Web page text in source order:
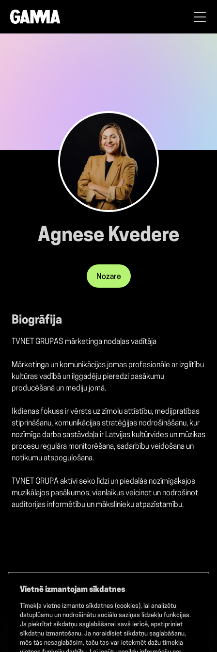
Agnese Kvedere
Nozare
Biogrāfija
TVNET GRUPAS mārketinga nodaļas vadītāja
Mārketinga un komunikācijas jomas profesionāle ar izglītību
kultūras vadībā un ilggadēju pieredzi pasākumu
producēšanā un mediju jomā.
Ikdienas fokuss ir vērsts uz zīmolu attīstību, medijpratības
stiprināšanu, komunikācijas stratēģijas nodrošināšanu, kur
nozīmīga darba sastāvdaļa ir Latvijas kultūrvides un mūzikas
procesu regulāra monitorēšana, sadarbību veidošana un
notikumu atspoguļošana.
TVNET GRUPA aktīvi seko līdzi un piedalās nozīmīgākajos
muzikālajos pasākumos, vienlaikus veicinot un nodrošinot
auditorijas informētību un mākslinieku atpazīstamību.
Facebook TikTok Instagram
Vietnē izmantojam sīkdatnes
Tīmekļa vietne izmanto sīkdatnes (cookies), lai analizētu
datuplūsmu un nodrošinātu sociālo saziņas līdzekļu funkcijas.
Ja piekrītat sīkdatņu saglabāšanai savā ierīcē, apstipriniet
sīkdatņu izmantošanu. Ja noraidīsiet sīkdatņu saglabāšanu,
mēs tās nesaglabāsim, taču tas var ietekmēt dažu tīmekļa